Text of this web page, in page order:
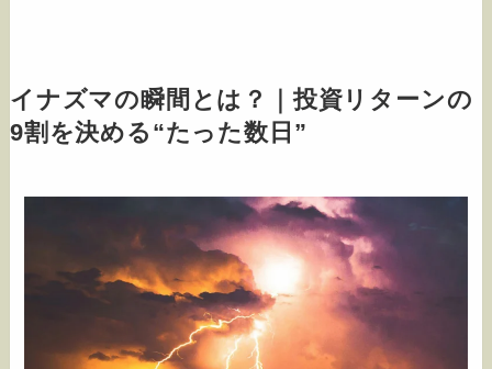
イナズマの瞬間とは？｜投資リターンの
9割を決める“たった数日”